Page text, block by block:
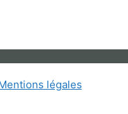
légales